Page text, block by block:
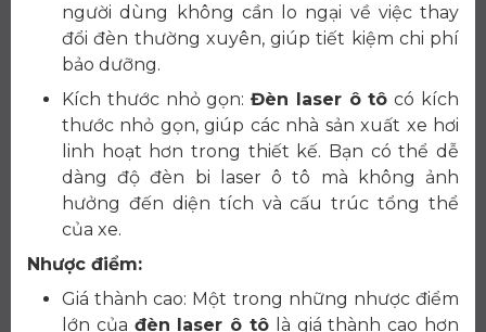
người dùng không cần lo ngại về việc thay
đổi đèn thường xuyên, giúp tiết kiệm chi phí
bảo dưỡng.
Kích thước nhỏ gọn:Đèn laser ô tô có kích
thước nhỏ gọn, giúp các nhà sản xuất xe hơi
linh hoạt hơn trong thiết kế. Bạn có thể dễ
dàng độ đèn bi laser ô tô mà không ảnh
hưởng đến diện tích và cấu trúc tổng thể
của xe.
Nhược điểm:
Giá thành cao: Một trong những nhược điểm
lớn của đèn laser ô tô là giá thành cao hơn